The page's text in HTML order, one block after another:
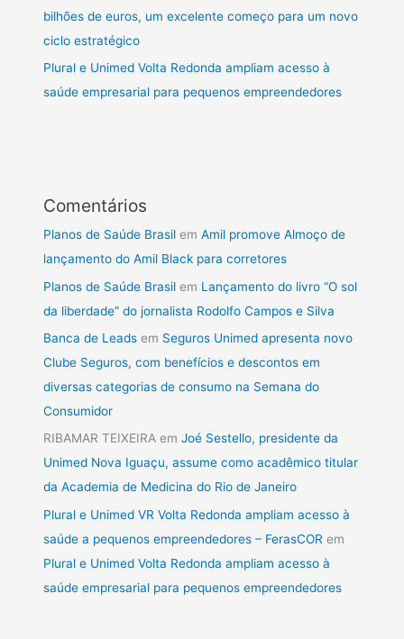
bilhões de euros, um excelente começo para um novo
ciclo estratégico
Plural e Unimed Volta Redonda ampliam acesso à
saúde empresarial para pequenos empreendedores
Comentários
Planos de Saúde Brasil emAmil promove Almoço de
lançamento do Amil Black para corretores
Planos de Saúde Brasil em Lançamento do livro “O sol
da liberdade” do jornalista Rodolfo Campos e Silva
Banca de Leads em Seguros Unimed apresenta novo
Clube Seguros, com benefícios e descontos em
diversas categorias de consumo na Semana do
Consumidor
RIBAMAR TEIXEIRA emJoé Sestello, presidente da
Unimed Nova Iguaçu, assume como acadêmico titular
da Academia de Medicina do Rio de Janeiro
Plural e Unimed VR Volta Redonda ampliam acesso à
saúde a pequenos empreendedores – FerasCOR em
Plural e Unimed Volta Redonda ampliam acesso à
saúde empresarial para pequenos empreendedores